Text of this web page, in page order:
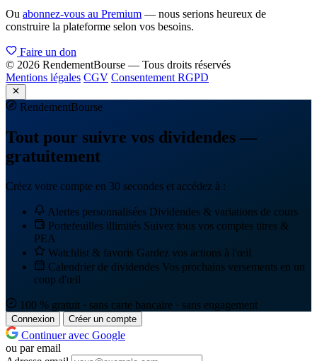
Ou abonnez-vous au Premium — nous serions heureux de
construire la plateforme selon vos besoins.
Faire un don
© 2026 RendementBourse — Tous droits réservés
Mentions légales CGV Consentement RGPD
RendementBourse
Tout pour suivre vos dividendes —
gratuitement
Créez votre compte en 30 secondes et accédez à :
Alertes personnalisées Dividendes & variations de cours
Portefeuilles illimités Suivez tous vos comptes titres &
PEA
Watchlist & favoris Gardez vos actions à l'œil
Calendrier de dividendes Vos prochains versements en un
coup d'œil
100 % gratuit · sans carte bancaire · sans engagement
Connexion Créer un compte
Continuer avec Google
ou par email